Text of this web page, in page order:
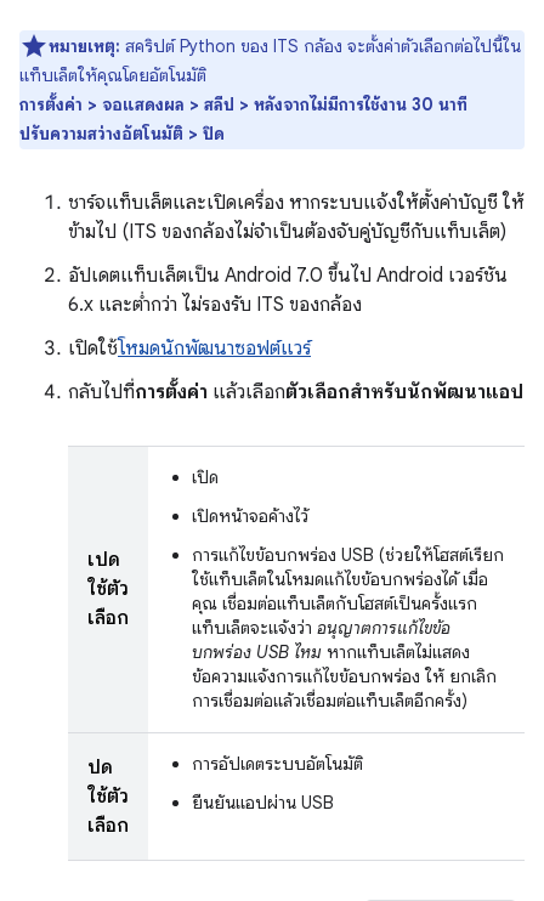
หมายเหตุ: สคริปต์ Python ของ ITS กล้อง จะตั้งค่าตัวเลือกต่อไปนี้ใน
แท็บเล็ตให้คุณโดยอัตโนมัติ
การตั้งค่า > จอแสดงผล > สลีป > หลังจากไม่มีการใช้งาน 30 นาที
ปรับความสว่างอัตโนมัติ > ปิด
ชาร์จแท็บเล็ตและเปิดเครื่อง หากระบบแจ้งให้ตั้งค่าบัญชี ให้
ข้ามไป (ITS ของกล้องไม่จำเป็นต้องจับคู่บัญชีกับแท็บเล็ต)
อัปเดตแท็บเล็ตเป็น Android 7.0 ขึ้นไป Android เวอร์ชัน
6.x และต่ำกว่า ไม่รองรับ ITS ของกล้อง
เปิดใช้โหมดนักพัฒนาซอฟต์แวร์
กลับไปที่การตั้งค่า แล้วเลือกตัวเลือกสำหรับนักพัฒนาแอป
เปิด
ใช้ตัว
เลือก
เปิด
เปิดหน้าจอค้างไว้
การแก้ไขข้อบกพร่อง USB (ช่วยให้โฮสต์เรียก
ใช้แท็บเล็ตในโหมดแก้ไขข้อบกพร่องได้ เมื่อ
คุณ เชื่อมต่อแท็บเล็ตกับโฮสต์เป็นครั้งแรก
แท็บเล็ตจะแจ้งว่า อนุญาตการแก้ไขข้อ
บกพร่อง USB ไหม หากแท็บเล็ตไม่แสดง
ข้อความแจ้งการแก้ไขข้อบกพร่อง ให้ ยกเลิก
การเชื่อมต่อแล้วเชื่อมต่อแท็บเล็ตอีกครั้ง)
ปิด
ใช้ตัว
เลือก
การอัปเดตระบบอัตโนมัติ
ยืนยันแอปผ่าน USB